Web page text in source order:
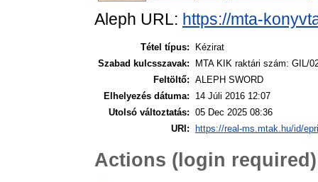
Aleph URL: https://mta-
Tétel típus:
Kézirat
Szabad kulcsszavak:
MTA KIK raktári szám: GIL/
Feltöltő: ALEPH SWORD
Elhelyezés dátuma:
14 Júli 2016 12:07
Utolsó változtatás: 05 Dec 2025 08:36
URI:
https://real-ms.mtak.hu/id/
Actions (login required)